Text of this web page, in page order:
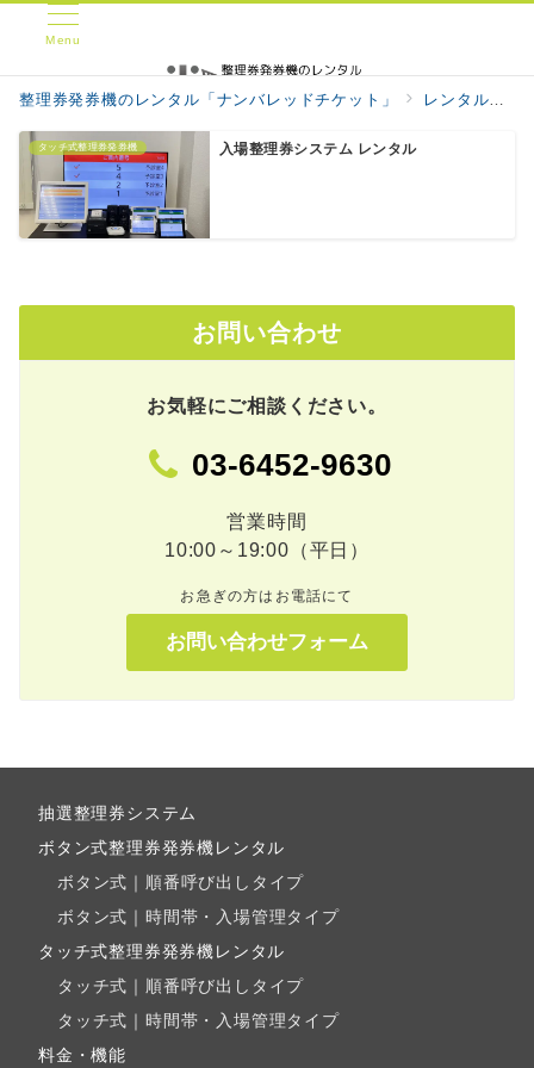
Menu
整理券発券機のレンタル「ナンバレッドチケット」 レンタル機器・機材
タッチ式整理券発券機 入場整理券システム レンタル
お問い合わせ
お気軽にご相談ください。
03-6452-9630
営業時間
10:00～19:00（平日）
お急ぎの方はお電話にて
お問い合わせフォーム
抽選整理券システム
ボタン式整理券発券機レンタル
ボタン式｜順番呼び出しタイプ
ボタン式｜時間帯・入場管理タイプ
タッチ式整理券発券機レンタル
タッチ式｜順番呼び出しタイプ
タッチ式｜時間帯・入場管理タイプ
料金・機能